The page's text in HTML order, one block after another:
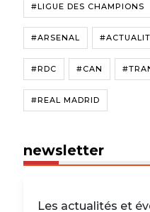
#LIGUE DES CHAMPIONS
#ARSENAL
#RDC #CAN
#REAL MADRID
newsletter
Les actualités et